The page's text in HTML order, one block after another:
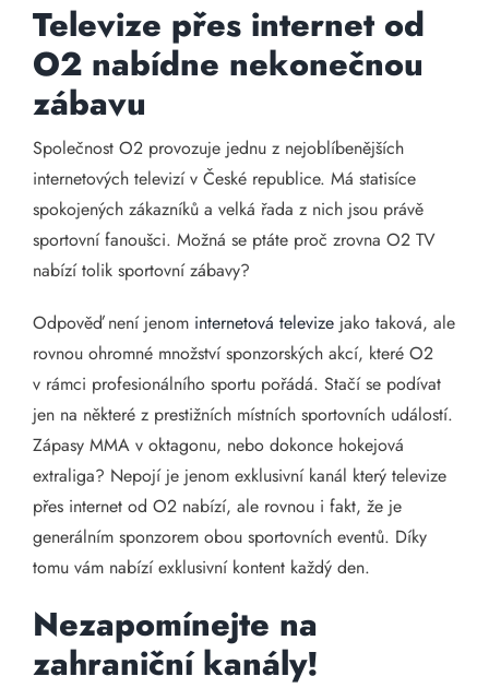
Televize přes internet od
O2 nabídne nekonečnou
zábavu
Společnost O2 provozuje jednu z nejoblíbenějších
internetových televizí v České republice. Má statisíce
spokojených zákazníků a velká řada z nich jsou právě
sportovní fanoušci. Možná se ptáte proč zrovna O2 TV
nabízí tolik sportovní zábavy?
Odpověď není jenom internetová televize jako taková, ale
rovnou ohromné množství sponzorských akcí, které O2
v rámci profesionálního sportu pořádá. Stačí se podívat
jen na některé z prestižních místních sportovních událostí.
Zápasy MMA v oktagonu, nebo dokonce hokejová
extraliga? Nepojí je jenom exklusivní kanál který televize
přes internet od O2 nabízí, ale rovnou i fakt, že je
generálním sponzorem obou sportovních eventů. Díky
tomu vám nabízí exklusivní kontent každý den.
Nezapomínejte na
zahraniční kanály!